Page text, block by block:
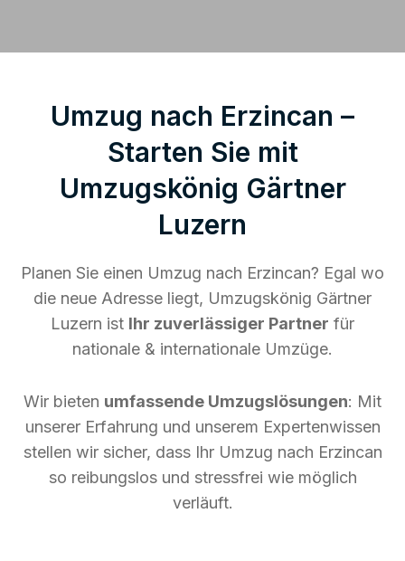
Umzug nach Erzincan –
Starten Sie mit
Umzugskönig Gärtner
Luzern
Planen Sie einen Umzug nach Erzincan? Egal wo
die neue Adresse liegt, Umzugskönig Gärtner
Luzern ist Ihr zuverlässiger Partner für
nationale & internationale Umzüge.
Wir bieten umfassende Umzugslösungen: Mit
unserer Erfahrung und unserem Expertenwissen
stellen wir sicher, dass Ihr Umzug nach Erzincan
so reibungslos und stressfrei wie möglich
verläuft.